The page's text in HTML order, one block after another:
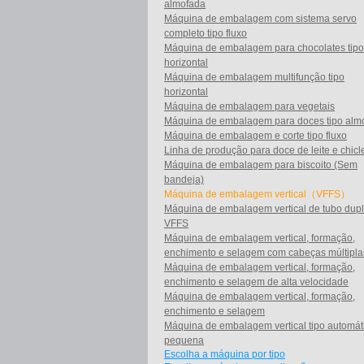
de transportes. Desta forma, podemos ter
Máquina de embalagem tridimensional, etc.
Além disso, em RezPack nós temos uma
anual de 240 conjuntos. Na verdade, o
25 conjuntos de máquinas de embalagem
depuração e 5 dias para processo em
curto ciclo de produção de cerca de 40 dias.
Se tiver dúvidas ou precisar de mais
funcionários da RezPack estão felizes em
almofada
Máquina de embalagem com sistema servo
completo tipo fluxo
Máquina de embalagem para chocolates tipo
horizontal
Máquina de embalagem multifunção tipo
horizontal
Máquina de embalagem para vegetais
Máquina de embalagem para doces tipo
Máquina de embalagem e corte tipo fluxo
Linha de produção para doce de leite e
Máquina de embalagem para biscoito (Sem
bandeja)
Máquina de embalagem vertical（VFFS）
Máquina de embalagem vertical de tubo
VFFS
Máquina de embalagem vertical, formação,
enchimento e selagem com cabeças
Máquina de embalagem vertical, formação,
enchimento e selagem de alta velocidade
Máquina de embalagem vertical, formação,
enchimento e selagem
Máquina de embalagem vertical tipo
pequena
Escolha a máquina por tipo